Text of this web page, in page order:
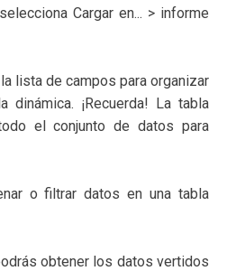
Cargar en... > informe
lista de campos para organizar
dinámica. ¡Recuerda! La tabla
el conjunto de datos para
o filtrar datos en una tabla
obtener los datos vertidos